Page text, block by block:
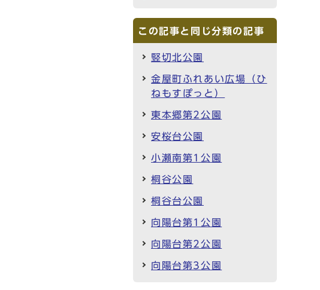
この記事と同じ分類の記事
竪切北公園
金屋町ふれあい広場（ひ
ねもすぽっと）
東本郷第2公園
安桜台公園
小瀬南第1公園
桐谷公園
桐谷台公園
向陽台第1公園
向陽台第2公園
向陽台第3公園